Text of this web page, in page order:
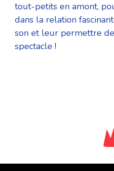
tout-petits en amont,
dans la relation
son et leur permettre
spectacle !